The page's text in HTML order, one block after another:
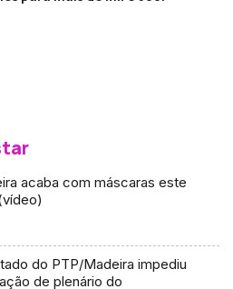
acaba com máscaras este
do PTP/Madeira impediu
de plenário do